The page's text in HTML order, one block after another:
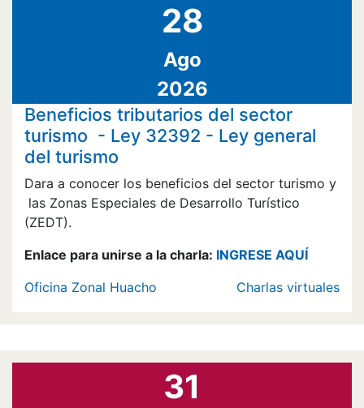
28
Ago
2026
Beneficios tributarios del sector
turismo - Ley 32392 - Ley general
del turismo
Dara a conocer los beneficios del sector turismo y
las Zonas Especiales de Desarrollo Turístico
(ZEDT).
Enlace para unirse a la charla: INGRESE AQUÍ
Oficina Zonal Huacho
Charlas virtuales
31